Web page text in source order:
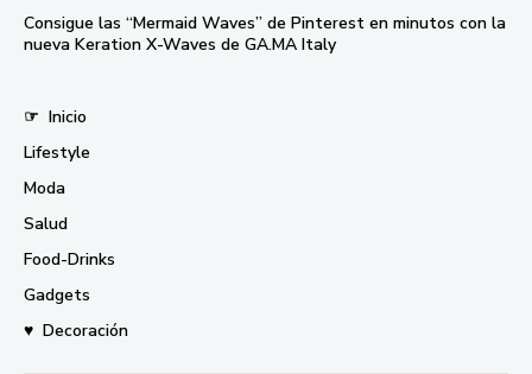
Consigue las “Mermaid Waves” de Pinterest en minutos con la
nueva Keration X-Waves de GA.MA Italy
☞ Inicio
Lifestyle
Moda
Salud
Food-Drinks
Gadgets
♥ Decoración